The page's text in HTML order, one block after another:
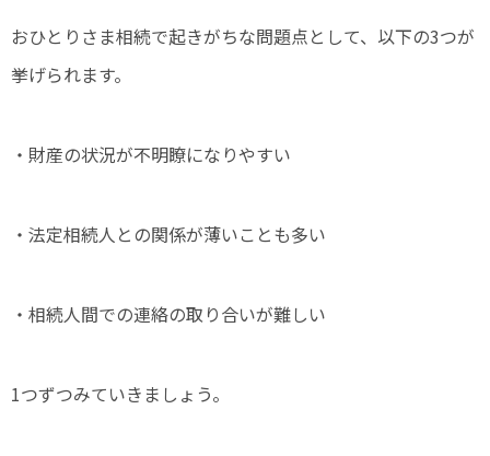
おひとりさま相続で起きがちな問題点として、以下の3つが
挙げられます。
・財産の状況が不明瞭になりやすい
・法定相続人との関係が薄いことも多い
・相続人間での連絡の取り合いが難しい
1つずつみていきましょう。